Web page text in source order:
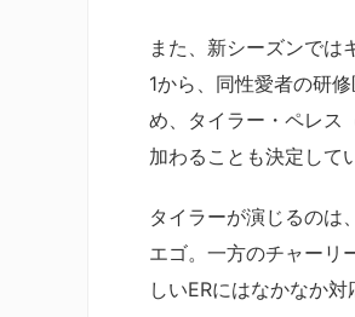
また、新シーズンでは
1から、同性愛者の研
め、タイラー・ペレス
加わることも決定して
タイラーが演じるのは
エゴ。一方のチャーリ
しいERにはなかなか